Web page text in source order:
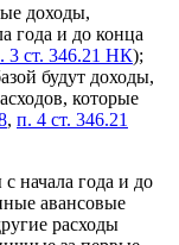
доходы,
года и до конца
3 ст. 346.21 НК);
будут доходы,
которые
, п. 4 ст. 346.21
начала года и до
авансовые
расходы